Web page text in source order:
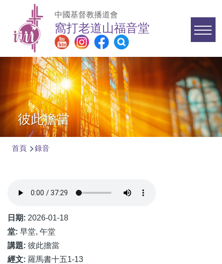
移至主內容
中國基督教播道會
窩打老道山福音堂
Main
navigation
彼此擔當
連
首頁 錄音
日期: 2026-01-18
堂: 早堂, 午堂
講題: 彼此擔當
經文: 羅馬書十五1-13